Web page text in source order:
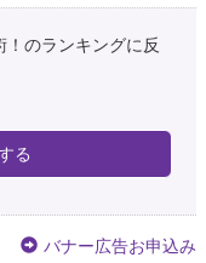
のランキングに反
る
バナー広告お申込み